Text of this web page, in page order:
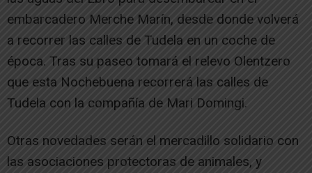
embarcadero Merche Marín, desde donde volverá
a recorrer las calles de Tudela en un coche de
época. Tras su paseo tomará el relevo Olentzero
que esta Nochebuena recorrerá las calles de
Tudela con la compañía de Mari Domingi.
Otras novedades serán el mercadillo solidario con
las asociaciones protectoras de animales, y